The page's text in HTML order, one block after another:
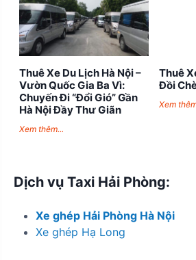
Thuê Xe Du Lịch Hà Nội –
Vườn Quốc Gia Ba Vì:
Chuyến Đi “Đổi Gió” Gần
Hà Nội Đầy Thư Giãn
Xem thêm...
Thuê
Đồi
Xem
Dịch vụ Taxi Hải Phòng:
Xe ghép Hải Phòng Hà Nội
Xe ghép Hạ Long